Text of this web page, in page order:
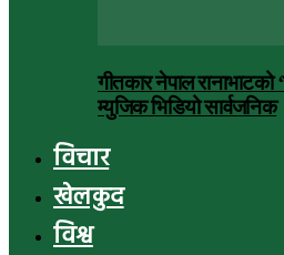
गीतकार नेपाल
म्युजिक भिडियो सार्वजनिक
विचार
खेलकुद
विश्व